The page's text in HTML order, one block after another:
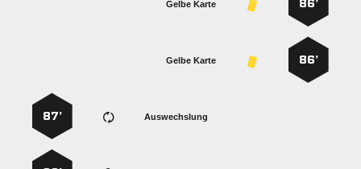
86’
Gelbe Karte
86’
Gelbe Karte
Auswechslung
87’